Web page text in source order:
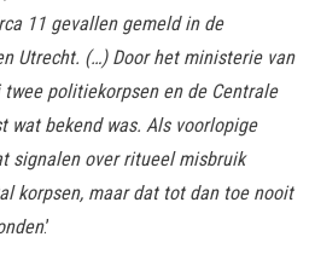
11 gevallen gemeld in de
Utrecht. (…) Door het ministerie van
politiekorpsen en de Centrale
wat bekend was. Als voorlopige
signalen over ritueel misbruik
korpsen, maar dat tot dan toe nooit
.’